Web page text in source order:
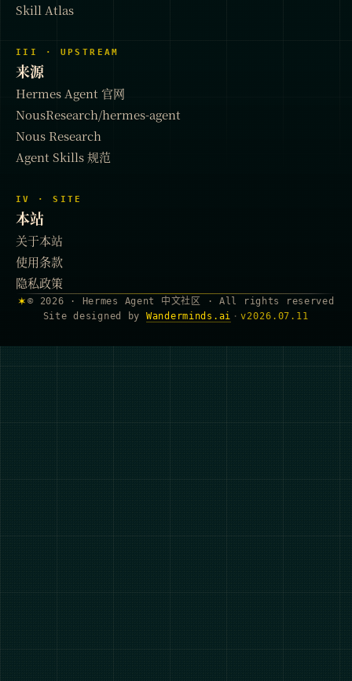
Skill Atlas
III · UPSTREAM
来源
Hermes Agent 官网
NousResearch/hermes-agent
Nous Research
Agent Skills 规范
IV · SITE
本站
关于本站
使用条款
隐私政策
✶© 2026 · Hermes Agent 中文社区 · All rights reserved
Site designed by
Wanderminds.ai · v2026.07.11